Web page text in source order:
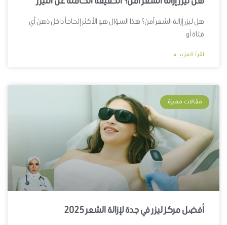
هل ليزر إزالة الشعر آمن؟ هذا السؤال هو الأكثر إلحاحاً داخل ذهن أي
فتاة أو
اقرأ المزيد »
مقالات مميزة
أفضل مركز ليزر في جدة لإزالة الشعر 2025